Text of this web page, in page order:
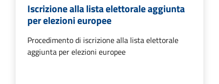
Iscrizione alla lista elettorale aggiunta
per elezioni europee
Procedimento di iscrizione alla lista elettorale
aggiunta per elezioni europee